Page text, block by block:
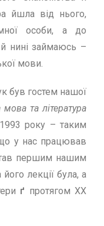
йшла вiд нього,
особи, а до
нинi займаюсь –
мови.
був гостем нашої
мова та лiтература
року – таким
у нас працював
першим нашим
лекцiї була, а
ґ протягом ХХ